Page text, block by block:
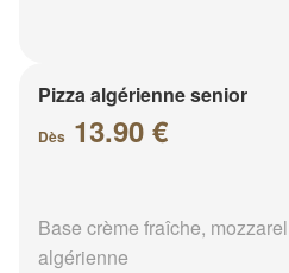
Pizza algérienne senior
Dès 13.90 €
Base crème fraîche,
algérienne